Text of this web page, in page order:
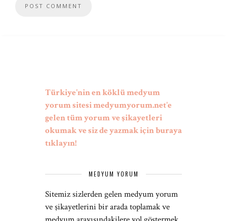
Türkiye'nin en köklü medyum
yorum sitesi medyumyorum.net'e
gelen tüm yorum ve şikayetleri
okumak ve siz de yazmak için buraya
tıklayın!
MEDYUM YORUM
Sitemiz sizlerden gelen medyum yorum
ve şikayetlerini bir arada toplamak ve